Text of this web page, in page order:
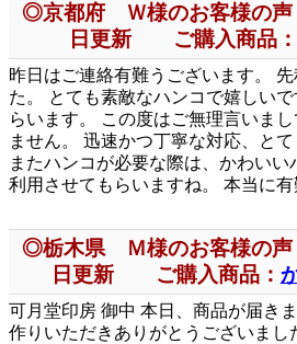
◎京都府 Ｗ様のお客様の
日更新 ご購入商品：
昨日はご連絡有難うございます。
た。 とても素敵なハンコで嬉しい
らいます。 この度はご無理言いま
ません。 迅速かつ丁寧な対応、とて
またハンコが必要な際は、かわい
利用させてもらいますね。 本当に有
◎栃木県 Ｍ様のお客様の
日更新 ご購入商品：
可月堂印房 御中 本日、商品が届き
作りいただきありがとうございまし